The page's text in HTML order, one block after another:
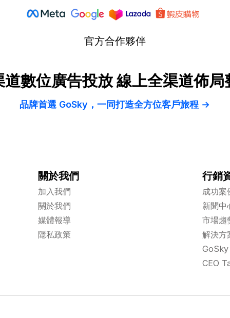
官方合作夥伴
道數位廣告投放 線上全渠道佈局
品牌首選 GoSky，一同打造全方位客戶旅程 →
關於我們
加入我們
關於我們
媒體報導
隱私政策
行銷
成功案
新聞中
市場趨
解決方
CEO